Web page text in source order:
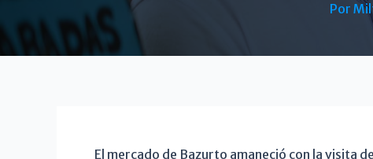
Por
El mercado de Bazurto amaneció con la visita